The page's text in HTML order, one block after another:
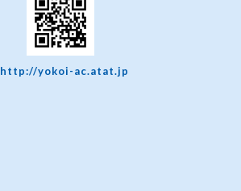
http://yokoi-ac.atat.jp